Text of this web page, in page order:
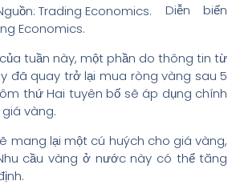
Diễn biến
Economics.
tuần này, một phần do thông tin từ
đã quay trở lại mua ròng vàng sau 5
thứ Hai tuyên bố sẽ áp dụng chính
vàng.
mang lại một cú huých cho giá vàng,
cầu vàng ở nước này có thể tăng